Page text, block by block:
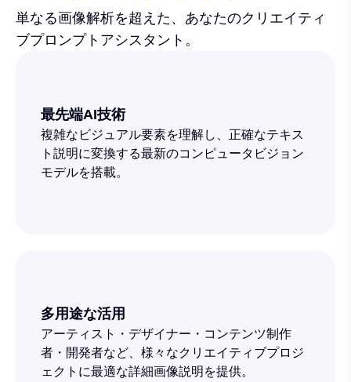
単なる画像解析を超えた、あなたのクリエイティ
ブプロンプトアシスタント。
最先端AI技術
複雑なビジュアル要素を理解し、正確なテキス
ト説明に変換する最新のコンピュータビジョン
モデルを搭載。
多用途な活用
アーティスト・デザイナー・コンテンツ制作
者・開発者など、様々なクリエイティブプロジ
ェクトに最適な詳細画像説明を提供。